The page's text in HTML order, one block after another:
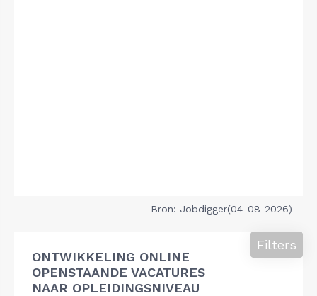
Bron: Jobdigger(04-08-2026)
ONTWIKKELING ONLINE
OPENSTAANDE VACATURES
NAAR OPLEIDINGSNIVEAU
Filters